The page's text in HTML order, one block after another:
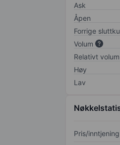
Ask
Åpen
Forrige
Volum
Relativt volum
Høy
Lav
Pris/